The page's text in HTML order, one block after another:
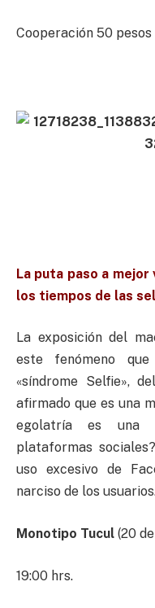
Cooperación 50 pesos
La puta paso a mejor
los tiempos de las
La exposición del
este fenómeno
«síndrome Selfie»,
afirmado que es una
egolatría es una
plataformas
uso excesivo de
narciso de los
Monotipo Tucul (20
19:00 hrs.